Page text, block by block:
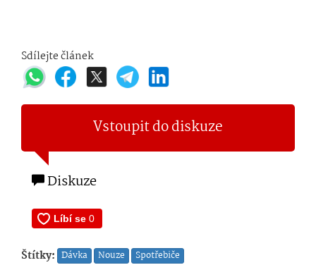
Sdílejte článek
Vstoupit do diskuze
Diskuze
Štítky: Dávka Nouze Spotřebiče